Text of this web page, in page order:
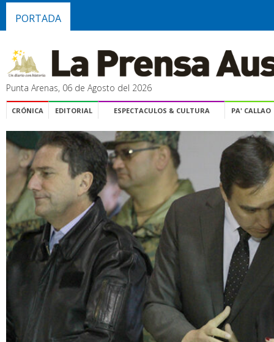
PORTADA
Punta Arenas, 06 de Agosto del 2026
CRÓNICA EDITORIAL ESPECTACULOS & CULTURA PA' CALLAO